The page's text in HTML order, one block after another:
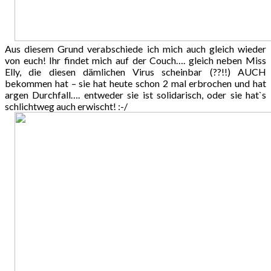
Aus diesem Grund verabschiede ich mich auch gleich wieder
von euch! Ihr findet mich auf der Couch…. gleich neben Miss
Elly, die diesen dämlichen Virus scheinbar (??!!) AUCH
bekommen hat – sie hat heute schon 2 mal erbrochen und hat
argen Durchfall…. entweder sie ist solidarisch, oder sie hat`s
schlichtweg auch erwischt! :-/